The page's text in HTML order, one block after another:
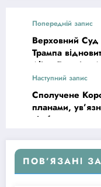
Попередній запис
Верховний
Трампа
Alien Enemies
Наступний запис
Сполучене
планами,
відбуття
ПОВ’ЯЗАНІ